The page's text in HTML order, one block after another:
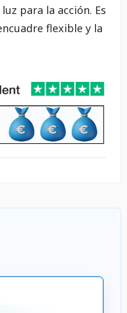
para la acción. Es
flexible y la